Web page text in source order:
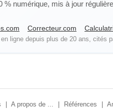
numérique, mis à jour
Correcteur.com
ligne depuis plus de 20 ans, cités
A propos de ... Références